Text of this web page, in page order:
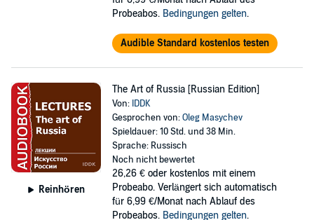
Probeabos. Bedingungen gelten.
Audible Standard kostenlos testen
Reinhören
The Art of Russia [Russian Edition]
Von: IDDK
Gesprochen von:Oleg Masychev
Spieldauer: 10 Std. und 38 Min.
Sprache: Russisch
Noch nicht bewertet
26,26 € oder kostenlos mit einem
Probeabo. Verlängert sich automatisch
für 6,99 €/Monat nach Ablauf des
Probeabos. Bedingungen gelten.